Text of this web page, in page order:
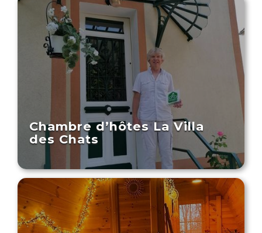
Chambre d’hôtes La Villa
des Chats